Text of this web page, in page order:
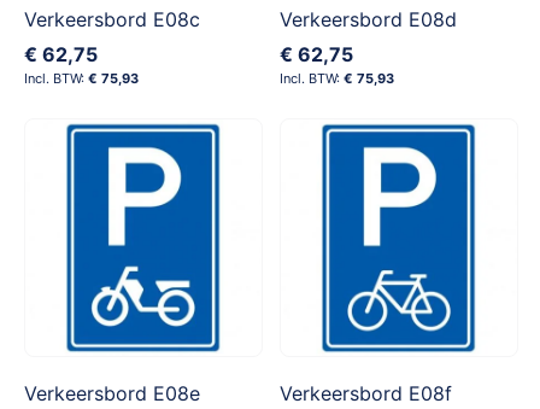
Verkeersbord E08c
€ 62,75
€ 75,93
Verkeersbord E08d
€ 62,75
€ 75,93
Verkeersbord E08e
Verkeersbord E08f